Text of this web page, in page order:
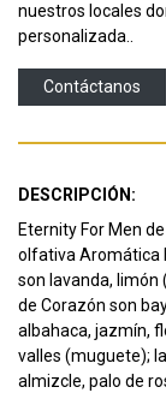
nuestros locales
personalizada..
Contáctanos
DESCRIPCIÓN:
Eternity For Men
olfativa Aromática
son lavanda, limón
de Corazón son
albahaca, jazmín,
valles (muguete);
almizcle, palo de